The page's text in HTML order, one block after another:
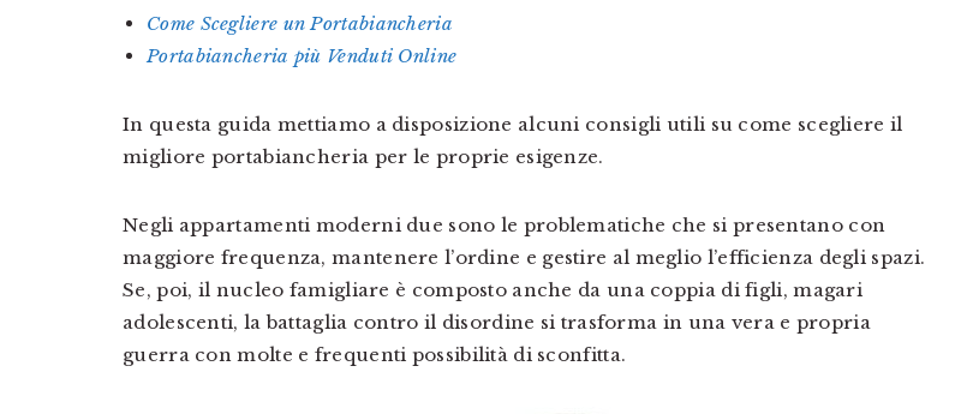
Come Scegliere un Portabiancheria
Portabiancheria più Venduti Online
In questa guida mettiamo a disposizione alcuni consigli utili su come scegliere il
migliore portabiancheria per le proprie esigenze.
Negli appartamenti moderni due sono le problematiche che si presentano con
maggiore frequenza, mantenere l’ordine e gestire al meglio l’efficienza degli spazi.
Se, poi, il nucleo famigliare è composto anche da una coppia di figli, magari
adolescenti, la battaglia contro il disordine si trasforma in una vera e propria
guerra con molte e frequenti possibilità di sconfitta.